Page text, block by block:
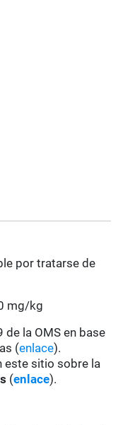
por tratarse de
mg/kg
la OMS en base
(enlace).
este sitio sobre la
(enlace).